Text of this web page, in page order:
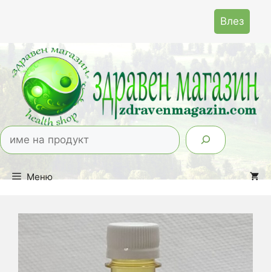
Влез
Меню